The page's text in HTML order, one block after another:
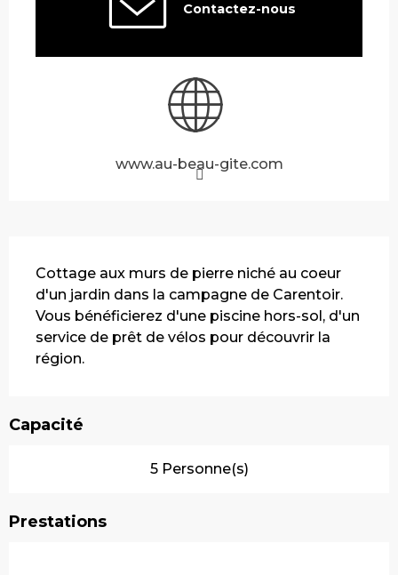
Contactez-nous
www.au-beau-gite.com
Cottage aux murs de pierre niché au coeur
d'un jardin dans la campagne de Carentoir.
Vous bénéficierez d'une piscine hors-sol, d'un
service de prêt de vélos pour découvrir la
région.
Capacité
5 Personne(s)
Prestations